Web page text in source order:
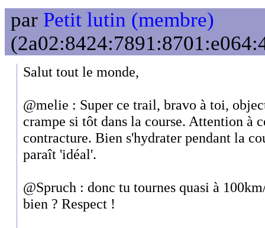
par Petit lutin (membre)
Salut tout le monde,
@melie : Super ce trail, bravo à toi,
crampe si tôt dans la course. Attention à
contracture. Bien s'hydrater pendant la
paraît 'idéal'.
@Spruch : donc tu tournes quasi à
bien ? Respect !